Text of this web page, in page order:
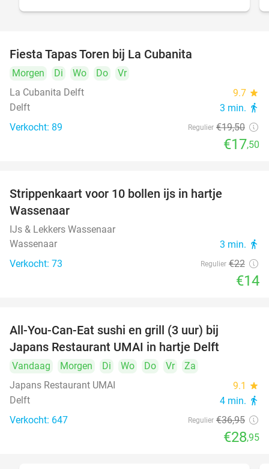
Fiesta Tapas Toren bij La Cubanita
Morgen Di Wo Do
Vr
La Cubanita Delft
9.7 star
Delft 3 min. directions_walk
Verkocht: 89 Regulier €19,50
€17,50
Strippenkaart voor 10 bollen ijs in hartje
Wassenaar
IJs & Lekkers Wassenaar
Wassenaar
3 min. directions_walk
Verkocht: 73 Regulier €22
€14
All-You-Can-Eat sushi en grill (3 uur) bij
Japans Restaurant UMAI in hartje Delft
Vandaag Morgen Di Wo Do Vr
Za
Japans Restaurant UMAI
9.1 star
Delft 4 min. directions_walk
Verkocht: 647 Regulier €36,95
€28,95